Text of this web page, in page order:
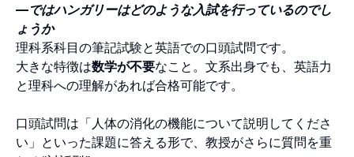
—ではハンガリーはどのような入試を行っているのでし
ょうか
理科系科目の筆記試験と英語での口頭試問です。
大きな特徴は数学が不要なこと。文系出身でも、英語力
と理科への理解があれば合格可能です。
口頭試問は「人体の消化の機能について説明してくださ
い」といった課題に答える形で、教授がさらに質問を重